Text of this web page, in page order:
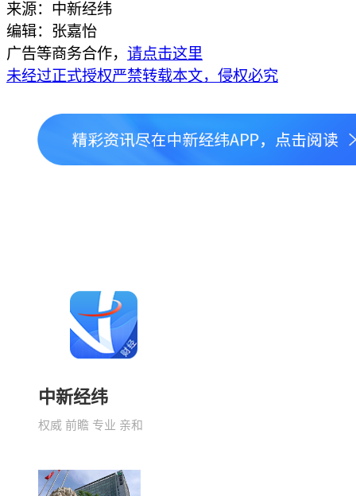
来源：中新经纬
编辑：张嘉怡
广告等商务合作， 请点击这里
未经过正式授权严禁转载本文，侵权必究
中新经纬
权威 前瞻 专业 亲和